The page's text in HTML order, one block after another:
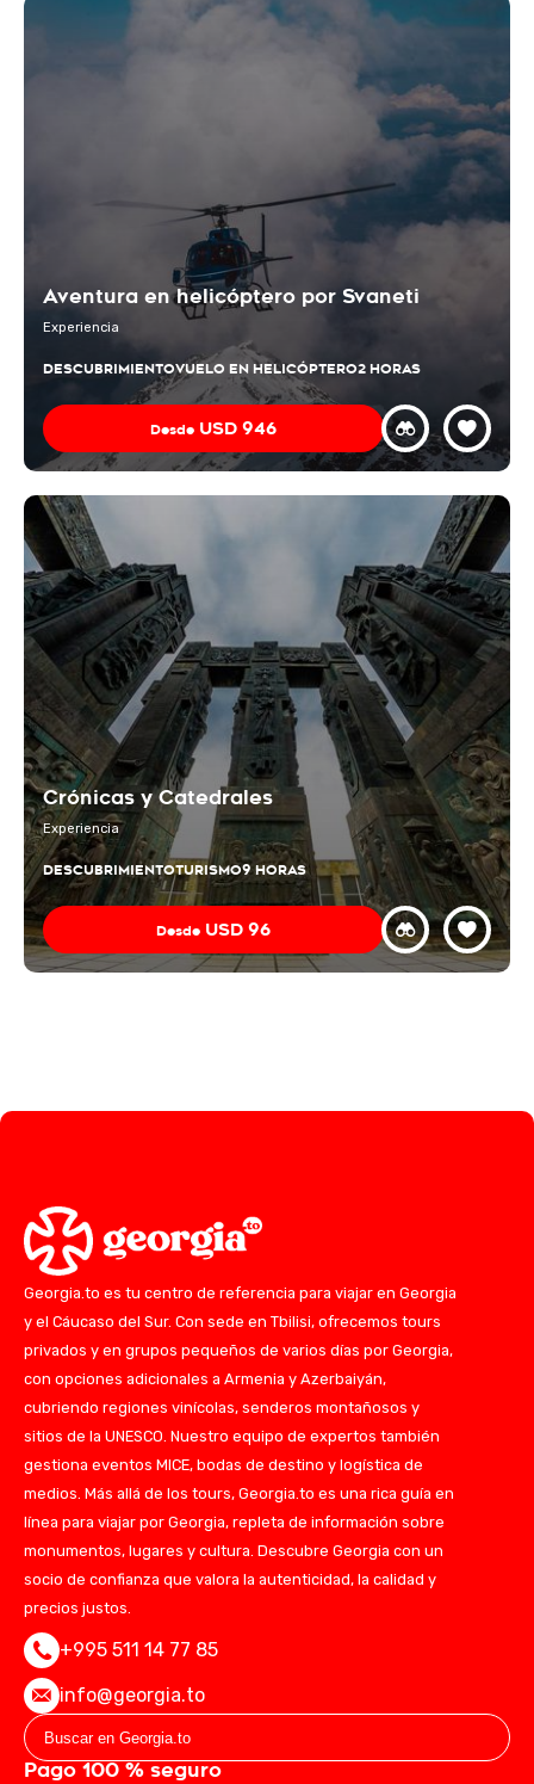
Aventura en helicóptero por Svaneti
Experiencia
DESCUBRIMIENTOVUELO EN HELICÓPTERO2 HORAS
Desde USD 946
Crónicas y Catedrales
Experiencia
DESCUBRIMIENTOTURISMO9 HORAS
Desde USD 96
Georgia.to es tu centro de referencia para viajar en Georgia
y el Cáucaso del Sur. Con sede en Tbilisi, ofrecemos tours
privados y en grupos pequeños de varios días por Georgia,
con opciones adicionales a Armenia y Azerbaiyán,
cubriendo regiones vinícolas, senderos montañosos y
sitios de la UNESCO. Nuestro equipo de expertos también
gestiona eventos MICE, bodas de destino y logística de
medios. Más allá de los tours, Georgia.to es una rica guía en
línea para viajar por Georgia, repleta de información sobre
monumentos, lugares y cultura. Descubre Georgia con un
socio de confianza que valora la autenticidad, la calidad y
precios justos.
+995 511 14 77 85
info@georgia.to
Pago 100 % seguro